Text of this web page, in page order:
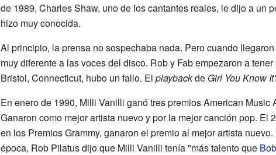
de 1989, Charles Shaw, uno de los cantantes reales, le dijo a un
hizo muy conocida.
Al principio, la prensa no sospechaba nada. Pero cuando
muy diferente a las voces del disco. Rob y Fab empezaron a
Bristol, Connecticut, hubo un fallo. El playbackde Girl You Know
En enero de 1990, Milli Vanilli ganó tres premios American Music
Ganaron como mejor artista nuevo y por la mejor canción pop. El
en los Premios Grammy, ganaron el premio al mejor artista nuevo.
época, Rob Pilatus dijo que Milli Vanilli tenía "más talento que